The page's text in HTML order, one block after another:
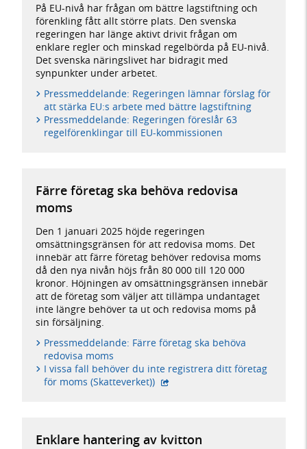
På EU-nivå har frågan om bättre lagstiftning och
förenkling fått allt större plats. Den svenska
regeringen har länge aktivt drivit frågan om
enklare regler och minskad regelbörda på EU-nivå.
Det svenska näringslivet har bidragit med
synpunkter under arbetet.
Pressmeddelande: Regeringen lämnar förslag för
att stärka EU:s arbete med bättre lagstiftning
Pressmeddelande: Regeringen föreslår 63
regelförenklingar till EU-kommissionen
Färre företag ska behöva redovisa
moms
Den 1 januari 2025 höjde regeringen
omsättningsgränsen för att redovisa moms. Det
innebär att färre företag behöver redovisa moms
då den nya nivån höjs från 80 000 till 120 000
kronor. Höjningen av omsättningsgränsen innebär
att de företag som väljer att tillämpa undantaget
inte längre behöver ta ut och redovisa moms på
sin försäljning.
Pressmeddelande: Färre företag ska behöva
redovisa moms
I vissa fall behöver du inte registrera ditt företag
för moms (Skatteverket)) - extern webbplats,
Enklare hantering av kvitton